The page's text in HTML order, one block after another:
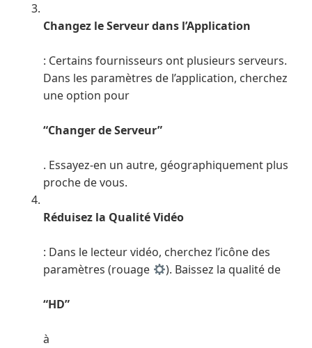
Changez le Serveur dans l’Application
: Certains fournisseurs ont plusieurs serveurs.
Dans les paramètres de l’application, cherchez
une option pour
“Changer de Serveur”
. Essayez-en un autre, géographiquement plus
proche de vous.
Réduisez la Qualité Vidéo
: Dans le lecteur vidéo, cherchez l’icône des
paramètres (rouage
). Baissez la qualité de
“HD”
à